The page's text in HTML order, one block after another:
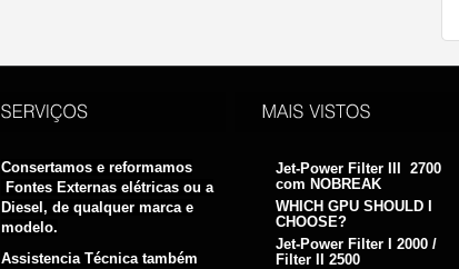
Consertamos e reformamos
Fontes Externas elétricas ou a
Diesel, de qualquer marca e
modelo.
Assistencia Técnica também
Jet-Power Filter III 2700
com NOBREAK
WHICH GPU SHOULD I
CHOOSE?
Jet-Power Filter I 2000 /
Filter II 2500